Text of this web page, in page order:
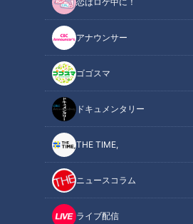
アナウンサー
ゴゴスマ
ドキュメンタリー
THE TIME,
ニュースコラム
ライブ配信
る洋菓子・喫茶ボンボンの「ショート
この記事の画像を
この記事を見たあなたへのおす
「十割に負けない」こだわりが
強すぎる「二八そば」とは？名
作れ
のシ